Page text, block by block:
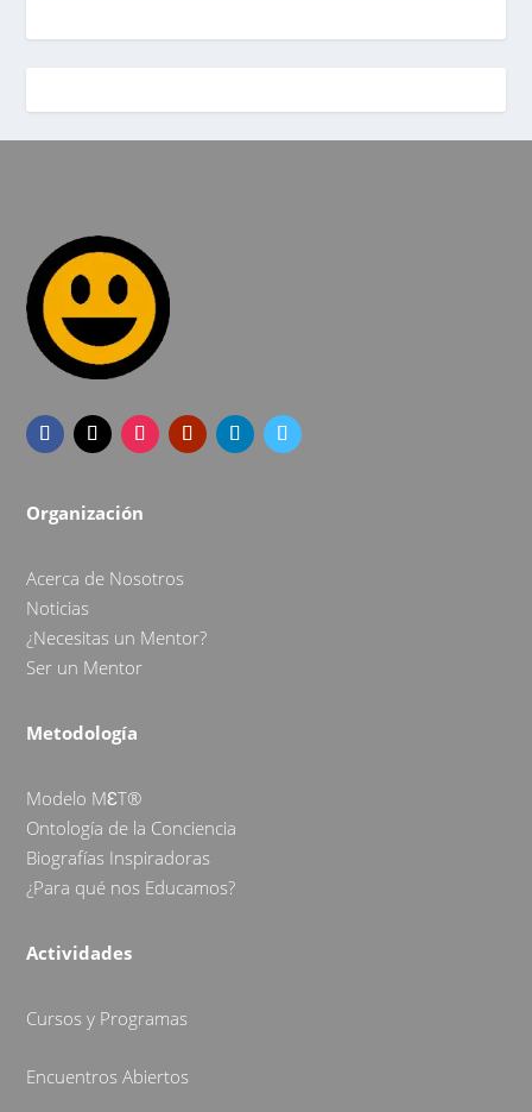
Organización
Acerca de Nosotros
Noticias
¿Necesitas un Mentor?
Ser un Mentor
Metodología
Modelo MƐT®
Ontología de la Conciencia
Biografías Inspiradoras
¿Para qué nos Educamos?
Actividades
Cursos y Programas
Encuentros Abiertos